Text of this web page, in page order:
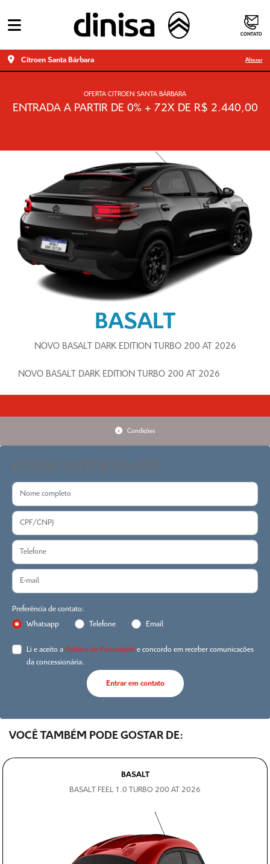
CONTATO
Citroen Santa Bárbara Alterar
OFERTA CITROEN SANTA BÁRBARA
ENTRADA A PARTIR DE 0% + 72X DE R$ 2.440,00
BASALT
NOVO BASALT DARK EDITION TURBO 200 AT 2026
NOVO BASALT DARK EDITION TURBO 200 AT 2026
Condições
ESTOU INTERESSADO
Preferência de contato:
Whatsapp
Telefone Email
Li e aceito a Política de Privacidade e concordo em receber comunicações
da concessionária.
Entrar em contato
VOCÊ TAMBÉM PODE GOSTAR DE:
BASALT
BASALT FEEL 1.0 TURBO 200 AT 2026